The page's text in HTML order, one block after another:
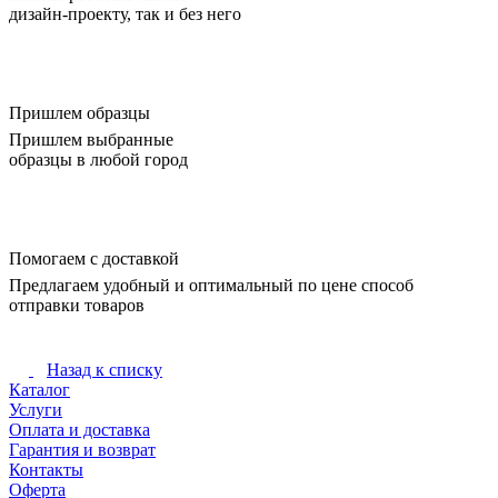
дизайн-проекту, так и без него
Пришлем образцы
Пришлем выбранные
образцы в любой город
Помогаем с доставкой
Предлагаем удобный и оптимальный по цене способ
отправки товаров
Назад к списку
Каталог
Услуги
Оплата и доставка
Гарантия и возврат
Контакты
Оферта